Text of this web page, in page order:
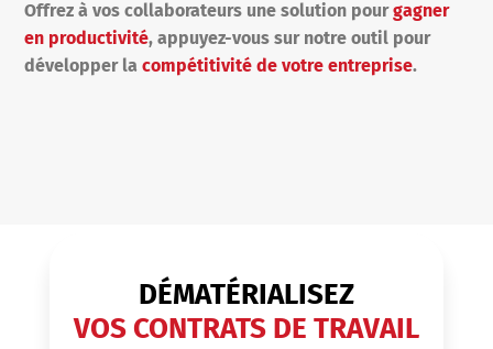
Offrez à vos collaborateurs une solution pourgagner
en productivité, appuyez-vous sur notre outil pour
développer lacompétitivité de votre entreprise.
DÉMATÉRIALISEZ
VOS CONTRATS DE TRAVAIL